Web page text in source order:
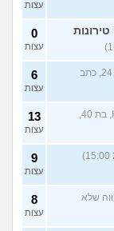
עצות
0
עצות
(אנונימי, בן 24, כתב
6
עצות
13
עצות
9
עצות
שלא
8
עצות